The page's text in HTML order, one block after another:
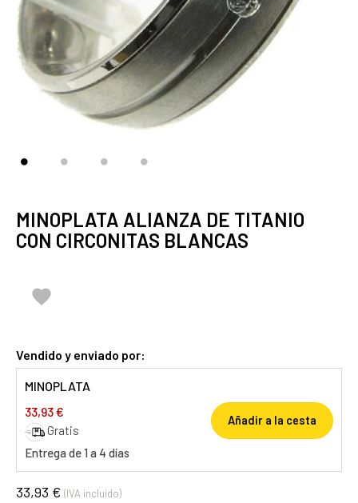
MINOPLATA ALIANZA DE TITANIO
CON CIRCONITAS BLANCAS

Vendido y enviado por:
MINOPLATA
33,93 €
Gratis
Entrega de 1 a 4 días
Añadir a la cesta
33,93 € (IVA incluido)